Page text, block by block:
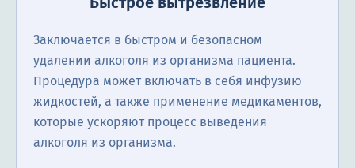
Заключается в быстром и безопасном
удалении алкоголя из организма пациента.
Процедура может включать в себя инфузию
жидкостей, а также применение медикаментов,
которые ускоряют процесс выведения
алкоголя из организма.